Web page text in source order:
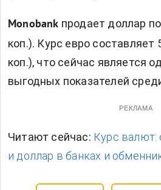
Monobank продает доллар
коп.). Курс евро составляет
коп.), что сейчас является
выгодных показателей
РЕКЛАМА
Читают сейчас: Курс валют:
и доллар в банках и